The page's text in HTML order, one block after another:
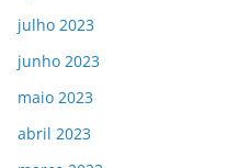
julho 2023
junho 2023
maio 2023
abril 2023